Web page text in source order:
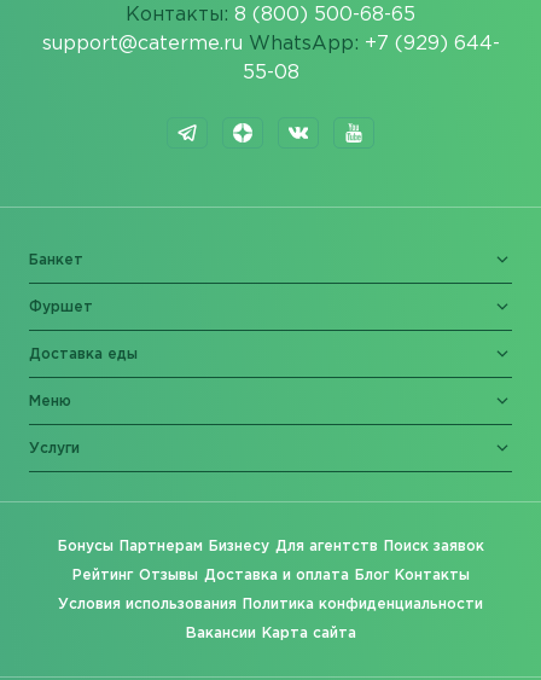
Контакты: 8 (800) 500-68-65
support@caterme.ru WhatsApp: +7 (929) 644-
55-08
Банкет
Фуршет
Доставка еды
Меню
Услуги
Бонусы Партнерам Бизнесу Для агентств Поиск заявок
Рейтинг Отзывы Доставка и оплата Блог Контакты
Условия использования Политика конфиденциальности
Вакансии Карта сайта